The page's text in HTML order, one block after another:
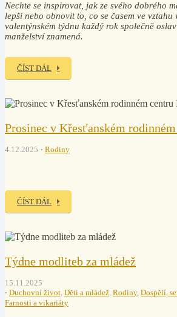
Nechte se inspirovat, jak ze svého dobrého
lepší nebo obnovit to, co se časem ve vztahu
valentýnském týdnu každý rok společně
manželství znamená.
ČÍST DÁL
Prosinec v Křesťanském
4.12.2025 Rodiny
ČÍST DÁL
Týdne modliteb za mládež
15.11.2025
Duchovní život, Děti a mládež, Rodiny, Dospělí,
Farnosti a vikariáty